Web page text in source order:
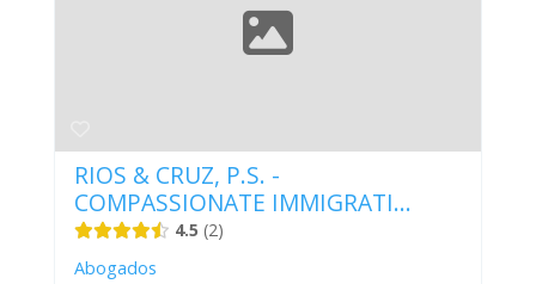
RIOS & CRUZ, P.S. -
COMPASSIONATE IMMIGRATI...
4.5 2
Abogados